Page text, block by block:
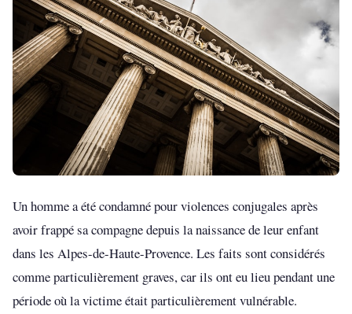
Un homme a été condamné pour violences conjugales après
avoir frappé sa compagne depuis la naissance de leur enfant
dans les Alpes-de-Haute-Provence. Les faits sont considérés
comme particulièrement graves, car ils ont eu lieu pendant une
période où la victime était particulièrement vulnérable.